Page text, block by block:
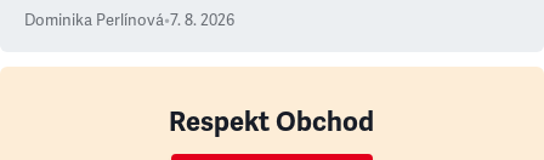
Dominika Perlínová•7. 8. 2026
Respekt Obchod